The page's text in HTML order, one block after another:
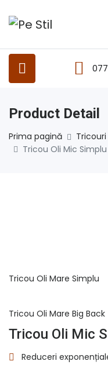
Product Detail
Prima pagină Tricouri
Tricou Oli Mic Simplu
Tricou Oli Mare Simplu
Tricou Oli Mare Big Back
Tricou Oli Mic
Reduceri